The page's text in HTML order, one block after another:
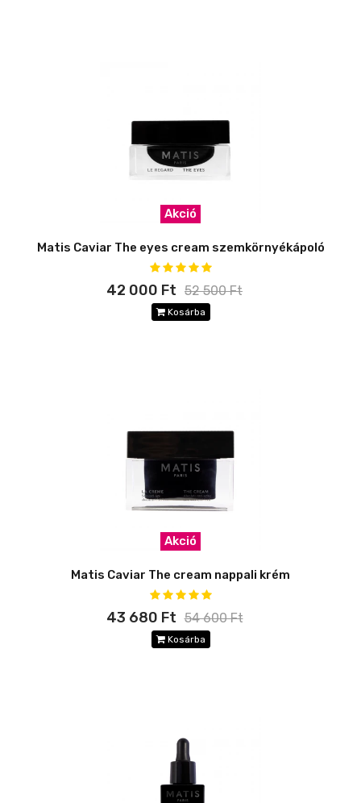
Akció
Matis Caviar The eyes cream szemkörnyékápoló
42 000 Ft 52 500 Ft
Kosárba
Akció
Matis Caviar The cream nappali krém
43 680 Ft 54 600 Ft
Kosárba